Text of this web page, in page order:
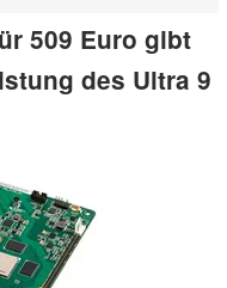
509 Euro gibt
des Ultra 9